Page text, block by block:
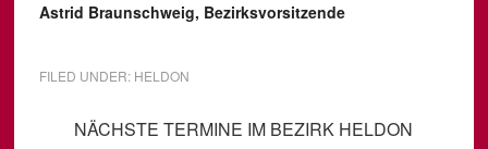
Astrid Braunschweig, Bezirksvorsitzende
FILED UNDER: HELDON
NÄCHSTE TERMINE IM BEZIRK HELDON